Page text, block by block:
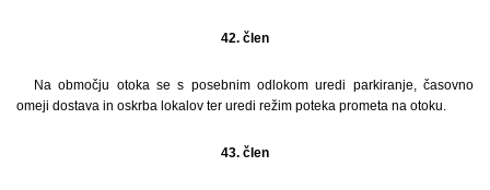
42. člen
Na območju otoka se s posebnim odlokom uredi parkiranje, časovno
omeji dostava in oskrba lokalov ter uredi režim poteka prometa na otoku.
43. člen